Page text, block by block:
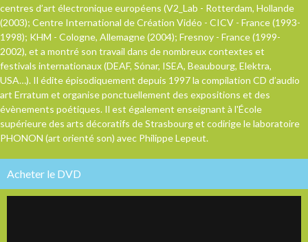
centres d’art électronique européens (V2_Lab - Rotterdam, Hollande
(2003); Centre International de Création Vidéo - CICV - France (1993-
1998); KHM - Cologne, Allemagne (2004); Fresnoy - France (1999-
2002), et a montré son travail dans de nombreux contextes et
festivals internationaux (DEAF, Sónar, ISEA, Beaubourg, Elektra,
USA…). Il édite épisodiquement depuis 1997 la compilation CD d’audio
art Erratum et organise ponctuellement des expositions et des
évènements poétiques. Il est également enseignant à l'École
supérieure des arts décoratifs de Strasbourg et codirige le laboratoire
PHONON (art orienté son) avec Philippe Lepeut.
Acheter le DVD